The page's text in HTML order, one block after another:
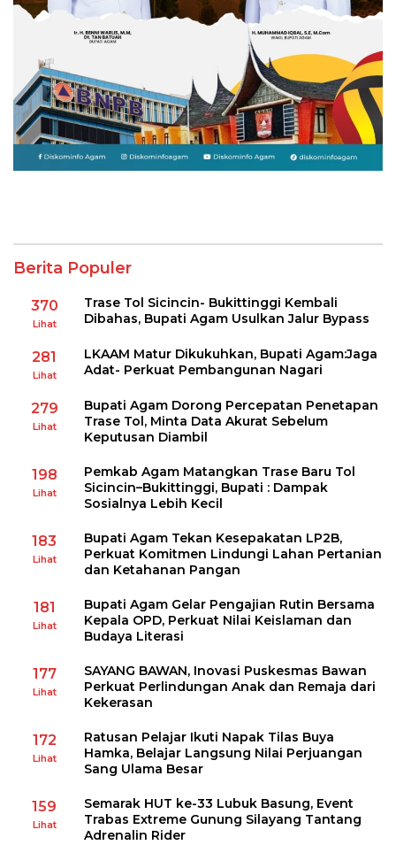
Berita Populer
370
Lihat
Trase Tol Sicincin- Bukittinggi Kembali
Dibahas, Bupati Agam Usulkan Jalur Bypass
281
Lihat
LKAAM Matur Dikukuhkan, Bupati Agam:Jaga
Adat- Perkuat Pembangunan Nagari
279
Lihat
Bupati Agam Dorong Percepatan Penetapan
Trase Tol, Minta Data Akurat Sebelum
Keputusan Diambil
198
Lihat
Pemkab Agam Matangkan Trase Baru Tol
Sicincin–Bukittinggi, Bupati : Dampak
Sosialnya Lebih Kecil
183
Lihat
Bupati Agam Tekan Kesepakatan LP2B,
Perkuat Komitmen Lindungi Lahan Pertanian
dan Ketahanan Pangan
181
Lihat
Bupati Agam Gelar Pengajian Rutin Bersama
Kepala OPD, Perkuat Nilai Keislaman dan
Budaya Literasi
177
Lihat
SAYANG BAWAN, Inovasi Puskesmas Bawan
Perkuat Perlindungan Anak dan Remaja dari
Kekerasan
172
Lihat
Ratusan Pelajar Ikuti Napak Tilas Buya
Hamka, Belajar Langsung Nilai Perjuangan
Sang Ulama Besar
159
Lihat
Semarak HUT ke-33 Lubuk Basung, Event
Trabas Extreme Gunung Silayang Tantang
Adrenalin Rider